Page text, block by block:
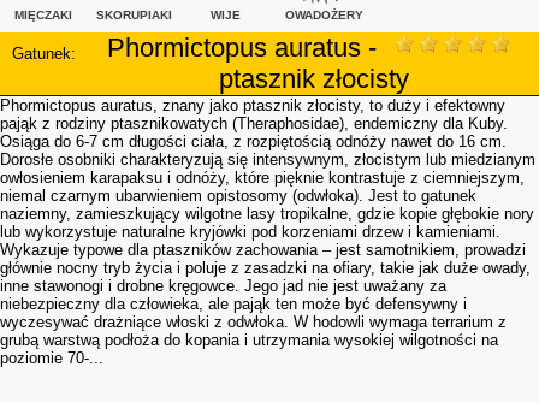
MIĘCZAKI SKORUPIAKI WIJE OWADOŻERY
Gatunek:
Phormictopus auratus -
ptasznik złocisty
Phormictopus auratus, znany jako ptasznik złocisty, to duży i efektowny
pająk z rodziny ptasznikowatych (Theraphosidae), endemiczny dla Kuby.
Osiąga do 6-7 cm długości ciała, z rozpiętością odnóży nawet do 16 cm.
Dorosłe osobniki charakteryzują się intensywnym, złocistym lub miedzianym
owłosieniem karapaksu i odnóży, które pięknie kontrastuje z ciemniejszym,
niemal czarnym ubarwieniem opistosomy (odwłoka). Jest to gatunek
naziemny, zamieszkujący wilgotne lasy tropikalne, gdzie kopie głębokie nory
lub wykorzystuje naturalne kryjówki pod korzeniami drzew i kamieniami.
Wykazuje typowe dla ptaszników zachowania – jest samotnikiem, prowadzi
głównie nocny tryb życia i poluje z zasadzki na ofiary, takie jak duże owady,
inne stawonogi i drobne kręgowce. Jego jad nie jest uważany za
niebezpieczny dla człowieka, ale pająk ten może być defensywny i
wyczesywać drażniące włoski z odwłoka. W hodowli wymaga terrarium z
grubą warstwą podłoża do kopania i utrzymania wysokiej wilgotności na
poziomie 70-...